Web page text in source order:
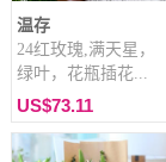
温存
24红玫瑰,满天星，
绿叶，花瓶插花...
US$73.11